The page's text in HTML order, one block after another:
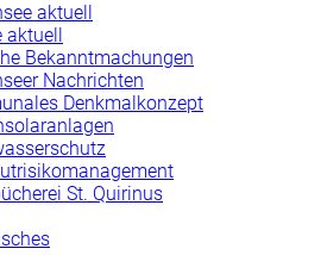
aktuell
aktuell
Bekanntmachungen
Nachrichten
Denkmalkonzept
St. Quirinus